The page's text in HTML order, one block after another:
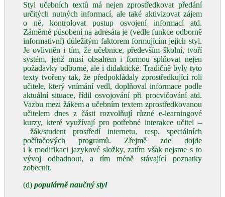
Styl učebních textů má nejen zprostředkovat předání
určitých nutných informací, ale také aktivizovat zájem
o ně, kontrolovat postup osvojení informací atd.
Záměrné působení na adresáta je (vedle funkce odborně
informativní) důležitým faktorem formujícím jejich styl.
Je ovlivněn i tím, že učebnice, především školní, tvoří
systém, jenž musí obsahem i formou splňovat nejen
požadavky odborné, ale i didaktické. Tradičně byly tyto
texty tvořeny tak, že předpokládaly zprostředkující roli
učitele, který vnímání vedl, doplňoval informace podle
aktuální situace, řídil osvojování při procvičování atd.
Vazbu mezi žákem a učebním textem zprostředkovanou
učitelem dnes z části rozvolňují různé e‑learningové
kurzy, které využívají pro potřebné interakce učitel –
žák/student prostředí internetu, resp. speciálních
počítačových programů. Zřejmě zde dojde
i k modifikaci jazykové složky, zatím však nejsme s to
vývoj odhadnout, a tím méně stávající poznatky
zobecnit.
(d) populárně naučný styl